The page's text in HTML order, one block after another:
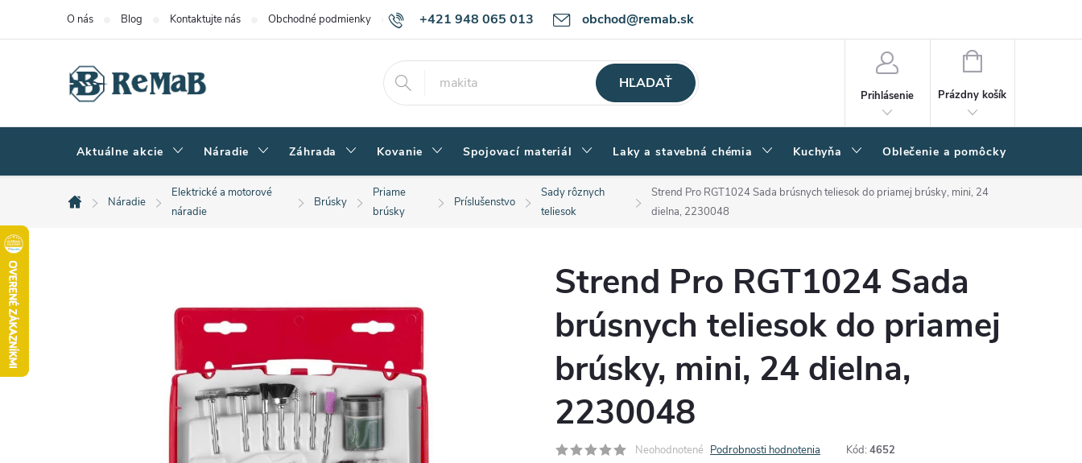
+421 948 065 013 obchod@remab.sk
O nás Blog Kontaktujte nás Obchodné podmienky Podmienky ochrany osobných údajov Ako nakupovať
HĽADAŤ
Prihlásenie
NÁKUPNÝ
Prázdny košík
Aktuálne akcie Náradie Záhrada Kovanie Spojovací materiál Laky a stavebná chémia Kuchyňa Oblečenie a pomôcky
Domov
Náradie
Elektrické a motorové
náradie
Brúsky
Priame
brúsky
Príslušenstvo
Sady rôznych
teliesok
Strend Pro RGT1024 Sada brúsnych teliesok do priamej brúsky, mini, 24
dielna, 2230048
Strend Pro RGT1024 Sada
brúsnych teliesok do priamej
brúsky, mini, 24 dielna,
2230048
Neohodnotené Podrobnosti hodnotenia Kód: 4652